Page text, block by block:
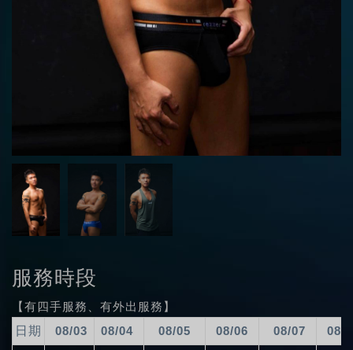
服務時段
【有四手服務、有外出服務】
日期
08/03 08/04 08/05 08/06 08/07 08/